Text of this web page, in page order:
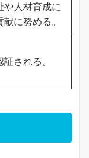
や人材育成に
に努める。
される。